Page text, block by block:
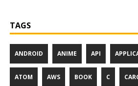
TAGS
ANDROID ANIME API
ATOM AWS BOOK C